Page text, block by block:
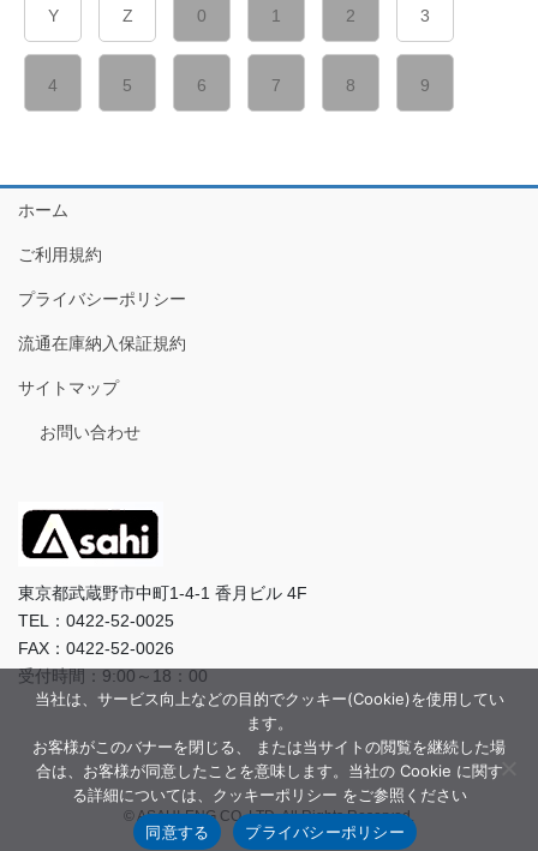
Y Z 0 1 2 3
4 5 6 7 8 9
ホーム
ご利用規約
プライバシーポリシー
流通在庫納入保証規約
サイトマップ
お問い合わせ
東京都武蔵野市中町1-4-1 香月ビル 4F
TEL：0422-52-0025
FAX：0422-52-0026
受付時間：9:00～18：00
© ASAHI-ENG CO.,LTD. All Rights Reserved.
当社は、サービス向上などの目的でクッキー(Cookie)を使用してい
ます。
お客様がこのバナーを閉じる、 または当サイトの閲覧を継続した場
合は、お客様が同意したことを意味します。当社の Cookie に関す
る詳細については、クッキーポリシー をご参照ください
同意する
プライバシーポリシー